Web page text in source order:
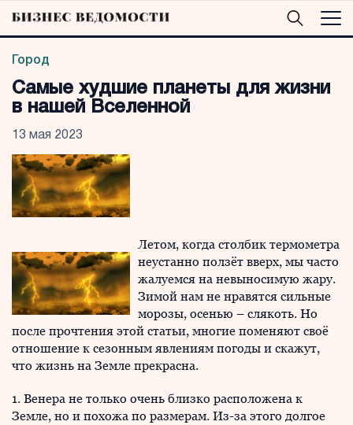
Город
Самые худшие планеты для жизни
в нашей Вселенной
13 мая 2023
Летом, когда столбик термометра
неустанно ползёт вверх, мы часто
жалуемся на невыносимую жару.
Зимой нам не нравятся сильные
морозы, осенью – слякоть. Но
после прочтения этой статьи, многие поменяют своё
отношение к сезонным явлениям погоды и скажут,
что жизнь на Земле прекрасна.
1. Венера не только очень близко расположена к
Земле, но и похожа по размерам. Из-за этого долгое